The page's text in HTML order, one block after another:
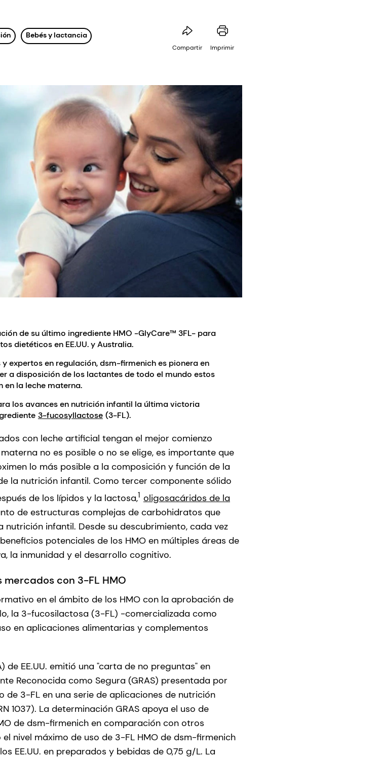
Bebés y lactancia
Compartir Imprimir
de su último ingrediente HMO -GlyCare™ 3FL- para
dietéticos en EE.UU. y Australia.
expertos en regulación, dsm-firmenich es pionera en
a disposición de los lactantes de todo el mundo estos
en la leche materna.
los avances en nutrición infantil la última victoria
3-fucosyllactose (3-FL).
con leche artificial tengan el mejor comienzo
no es posible o no se elige, es importante que
lo más posible a la composición y función de la
la nutrición infantil. Como tercer componente sólido
de los lípidos y la lactosa,1 oligosacáridos de la
de estructuras complejas de carbohidratos que
infantil. Desde su descubrimiento, cada vez
potenciales de los HMO en múltiples áreas de
la inmunidad y el desarrollo cognitivo.
con 3-FL HMO
en el ámbito de los HMO con la aprobación de
la 3-fucosilactosa (3-FL) -comercializada como
en aplicaciones alimentarias y complementos
EE.UU. emitió una "carta de no preguntas" en
Reconocida como Segura (GRAS) presentada por
3-FL en una serie de aplicaciones de nutrición
1037). La determinación GRAS apoya el uso de
de dsm-firmenich en comparación con otros
nivel máximo de uso de 3-FL HMO de dsm-firmenich
EE.UU. en preparados y bebidas de 0,75 g/L. La